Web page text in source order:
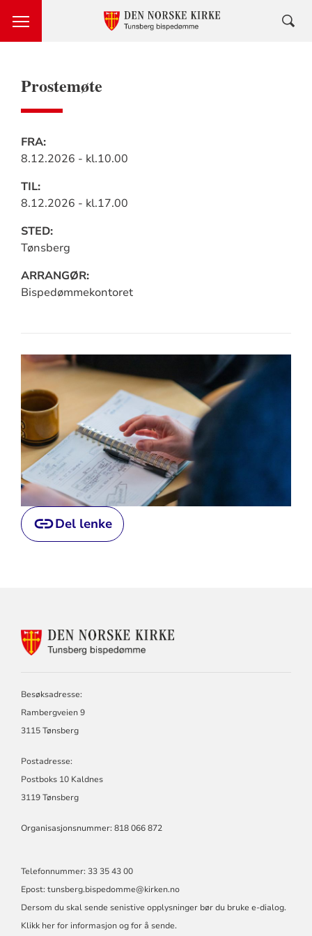
Prostemøte
Praktisk
informasjon
FRA:
8.12.2026 - kl.10.00
TIL:
8.12.2026 - kl.17.00
STED:
Tønsberg
ARRANGØR:
Bispedømmekontoret
Del lenke
KONTAKTINFORMASJON
Besøksadresse:
Rambergveien 9
3115 Tønsberg
Postadresse:
Postboks 10 Kaldnes
3119 Tønsberg
Organisasjonsnummer: 818 066 872
Telefonnummer: 33 35 43 00
Epost: tunsberg.bispedomme@kirken.no
Dersom du skal sende senistive opplysninger bør du bruke e-dialog.
Klikk her for informasjon og for å sende.